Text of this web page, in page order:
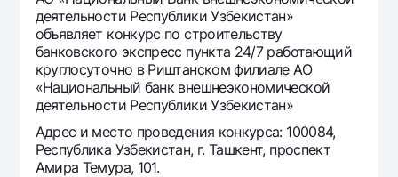
До востребования USD
Для всех USD
Золотой депозит
Золотые слитки от НБУ
UzCard/HUMO
Visa
Visa FIFA
Mastercard
Зарплатные
Garmin pay
Эскроу-cчёт
Тарифы
Акции
Мобильное приложение Milliy
деятельности Республики Узбекистан»
объявляет конкурс по строительству
банковского экспресс пункта 24/7 работающий
круглосуточно в Риштанском филиале АО
«Национальный банк внешнеэкономической
деятельности Республики Узбекистан»
Адрес и место проведения конкурса: 100084,
Республика Узбекистан, г. Ташкент, проспект
Амира Темура, 101.